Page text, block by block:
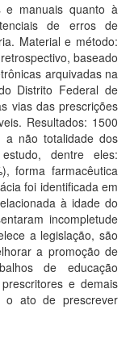
e manuais quanto à
de erros de
Material e método:
baseado
arquivadas na
Distrito Federal de
vias das prescrições
Resultados: 1500
a não totalidade dos
dentre eles:
forma farmacêutica
foi identificada em
à idade do
incompletude
a legislação, são
a promoção de
de educação
e demais
o ato de prescrever